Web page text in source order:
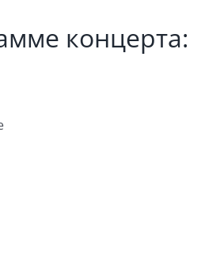
концерта: